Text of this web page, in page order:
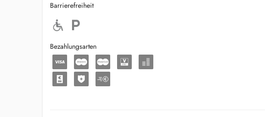
Barrierefreiheit
Bezahlungsarten